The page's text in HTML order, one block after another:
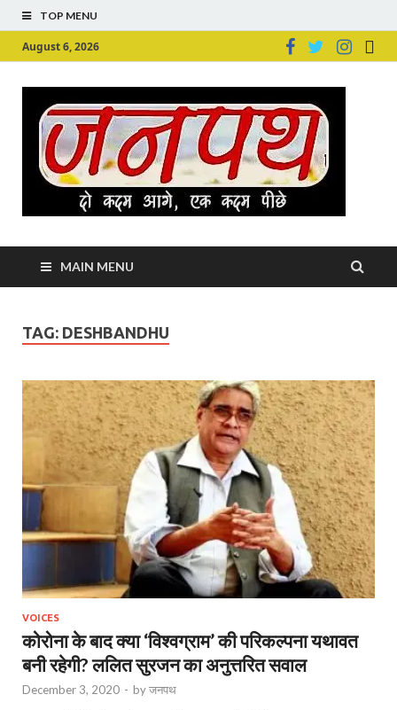
TOP MENU
August 6, 2026
MAIN MENU
TAG: DESHBANDHU
VOICES
कोरोना के बाद क्या ‘विश्वग्राम’ की परिकल्पना यथावत
बनी रहेगी? ललित सुरजन का अनुत्तरित सवाल
December 3, 2020 - byजनपथ